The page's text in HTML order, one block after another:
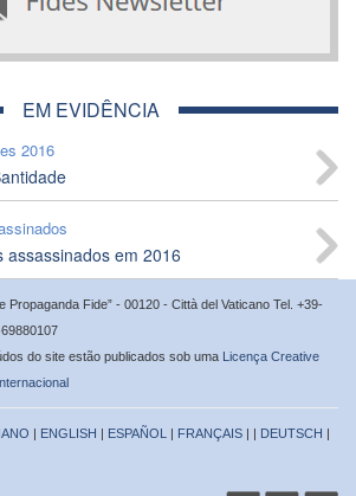
EM EVIDÊNCIA
2016
em 2016
Propaganda Fide” - 00120 - Città del Vaticano Tel. +39-
do site estão publicados sob uma Licença Creative
| ENGLISH | ESPAÑOL | FRANÇAIS | | DEUTSCH |